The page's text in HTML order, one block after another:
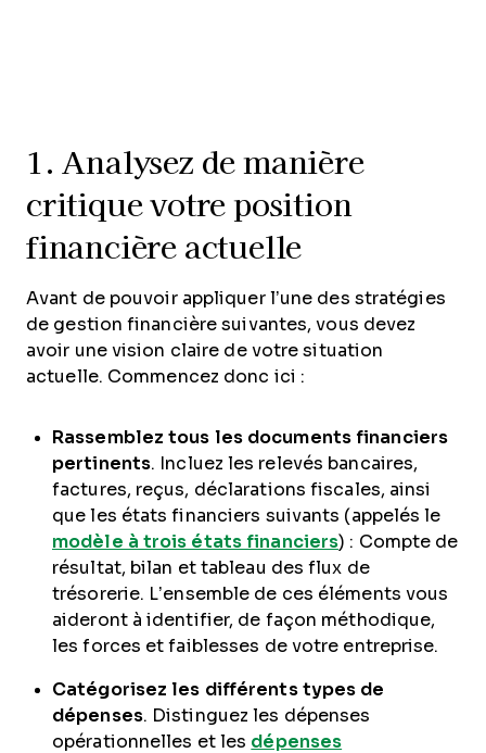
1. Analysez de manière
critique votre position
financière actuelle
Avant de pouvoir appliquer l’une des stratégies
de gestion financière suivantes, vous devez
avoir une vision claire de votre situation
actuelle. Commencez donc ici :
Rassemblez tous les documents financiers
pertinents. Incluez les relevés bancaires,
factures, reçus, déclarations fiscales, ainsi
que les états financiers suivants (appelés le
modèle à trois états financiers) : Compte de
résultat, bilan et tableau des flux de
trésorerie. L’ensemble de ces éléments vous
aideront à identifier, de façon méthodique,
les forces et faiblesses de votre entreprise.
Catégorisez les différents types de
dépenses. Distinguez les dépenses
opérationnelles et les dépenses